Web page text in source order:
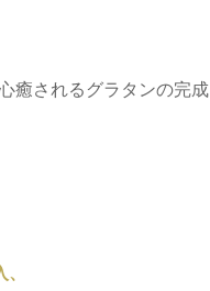
癒されるグラタンの完成